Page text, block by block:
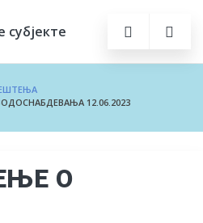
12.06.2023
О